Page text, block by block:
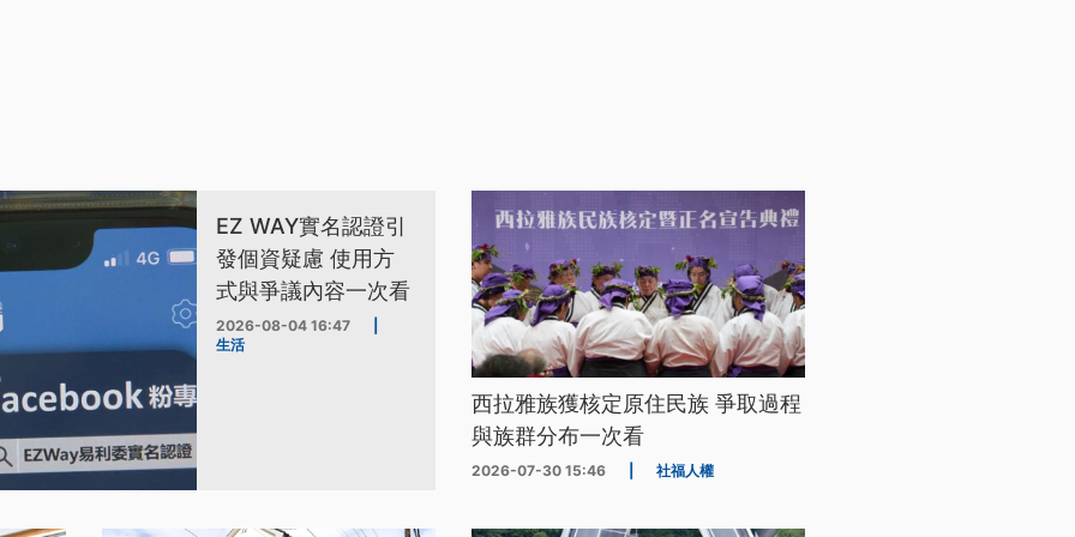
EZ WAY實名認證引
發個資疑慮 使用方
式與爭議內容一次看
2026-08-04 16:47
生活
西拉雅族獲核定原住民族 爭取過程
與族群分布一次看
2026-07-30 15:46 社福人權